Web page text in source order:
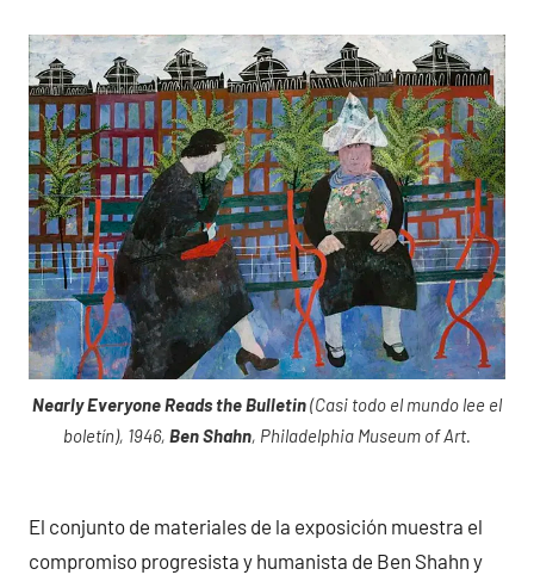
Nearly Everyone Reads the Bulletin(Casi todo el mundo lee el
boletín), 1946, Ben Shahn, Philadelphia Museum of Art.
El conjunto de materiales de la exposición muestra el
compromiso progresista y humanista de Ben Shahn y